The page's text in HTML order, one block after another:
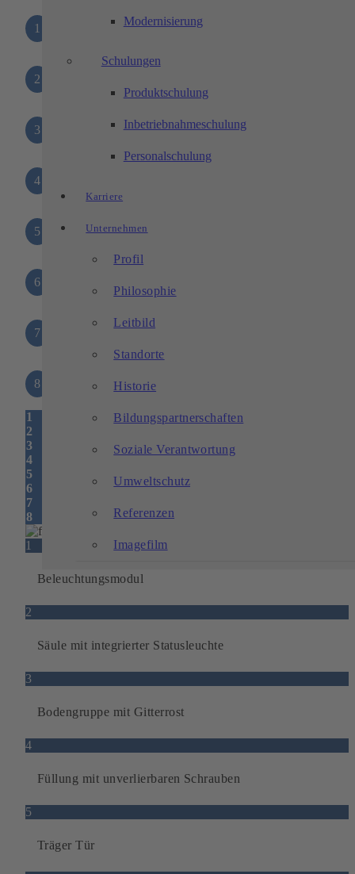
Modernisierung
Schulungen
Produktschulung
Inbetriebnahmeschulung
Personalschulung
Karriere
Unternehmen
Profil
Philosophie
Leitbild
Standorte
Historie
Bildungspartnerschaften
Soziale Verantwortung
Umweltschutz
Referenzen
Imagefilm
1 Beleuchtungsmodul
2
3 Bodengruppe mit Gitterrost
4
5 Träger Tür
6
7
8 Präzisions-Maschinenschuhe
1
2
3
4
5
6
7
8
1
Beleuchtungsmodul
2
Säule mit integrierter Statusleuchte
3
Bodengruppe mit Gitterrost
4
Füllung mit unverlierbaren Schrauben
5
Träger Tür